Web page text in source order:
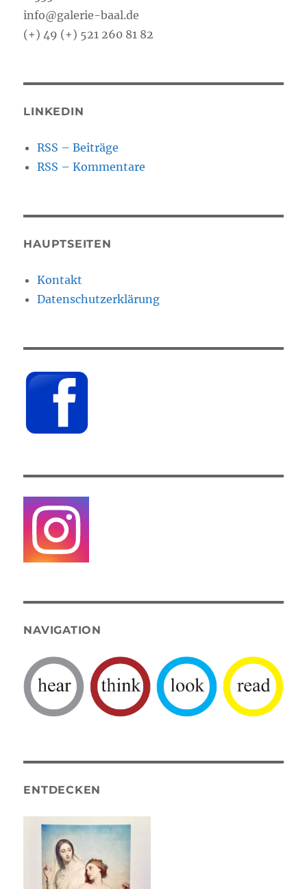
info@galerie-baal.de
(+) 49 (+) 521 260 81 82
LINKEDIN
RSS – Beiträge
RSS – Kommentare
HAUPTSEITEN
Kontakt
Datenschutzerklärung
NAVIGATION
ENTDECKEN